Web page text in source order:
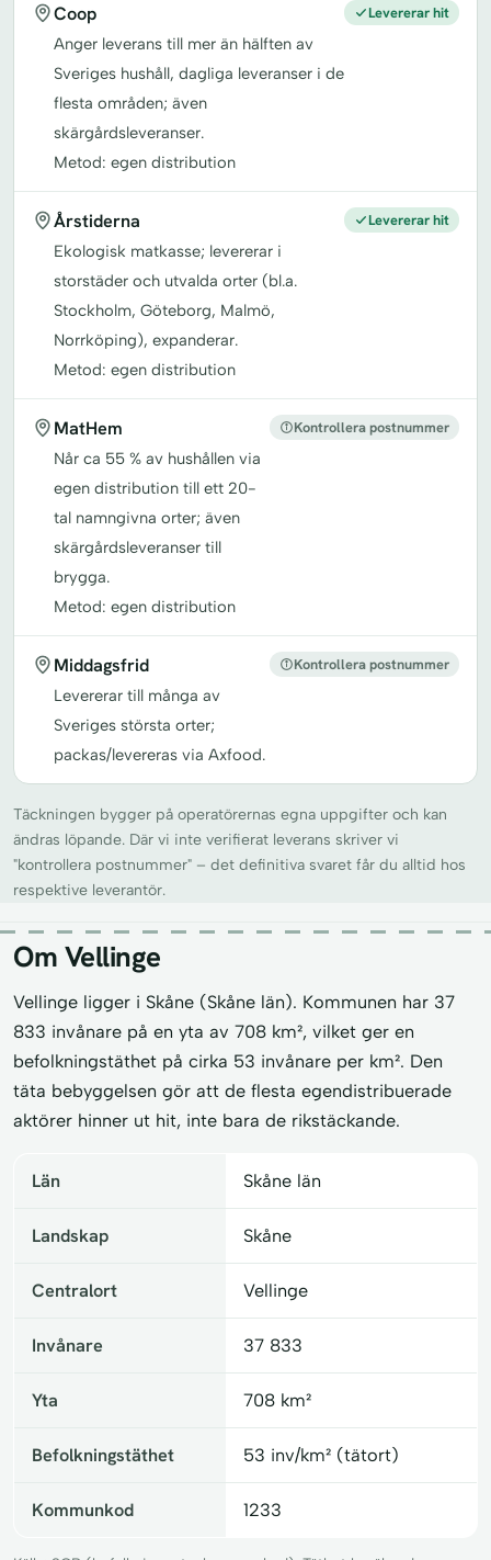
Coop
Anger leverans till mer än hälften av
Sveriges hushåll, dagliga leveranser i de
flesta områden; även
skärgårdsleveranser.
Metod: egen distribution
Levererar hit
Årstiderna
Ekologisk matkasse; levererar i
storstäder och utvalda orter (bl.a.
Stockholm, Göteborg, Malmö,
Norrköping), expanderar.
Metod: egen distribution
Levererar hit
MatHem
Når ca 55 % av hushållen via
egen distribution till ett 20-
tal namngivna orter; även
skärgårdsleveranser till
brygga.
Metod: egen distribution
Kontrollera postnummer
Middagsfrid
Levererar till många av
Sveriges största orter;
packas/levereras via Axfood.
Kontrollera postnummer
Täckningen bygger på operatörernas egna uppgifter och kan
ändras löpande. Där vi inte verifierat leverans skriver vi
"kontrollera postnummer" – det definitiva svaret får du alltid hos
respektive leverantör.
Om Vellinge
Vellinge ligger i Skåne (Skåne län). Kommunen har 37
833 invånare på en yta av 708 km², vilket ger en
befolkningstäthet på cirka 53 invånare per km². Den
täta bebyggelsen gör att de flesta egendistribuerade
aktörer hinner ut hit, inte bara de rikstäckande.
Län Skåne län
Landskap Skåne
Centralort Vellinge
Invånare 37 833
Yta 708 km²
Befolkningstäthet 53 inv/km² (tätort)
Kommunkod 1233